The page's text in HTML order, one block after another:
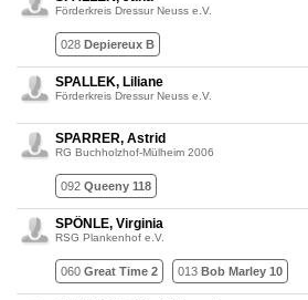
Förderkreis Dressur Neuss e.V.
028 Depiereux B
SPALLEK, Liliane
Förderkreis Dressur Neuss e.V.
SPARRER, Astrid
RG Buchholzhof-Mülheim 2006
092 Queeny 118
SPÖNLE, Virginia
RSG Plankenhof e.V.
060 Great Time 2 013 Bob Marley 10